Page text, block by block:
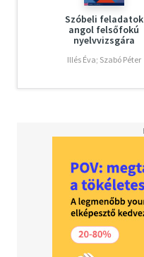
Szóbeli feladatok
angol felsőfokú
nyelvvizsgára
Illés Éva; Szabó Péter